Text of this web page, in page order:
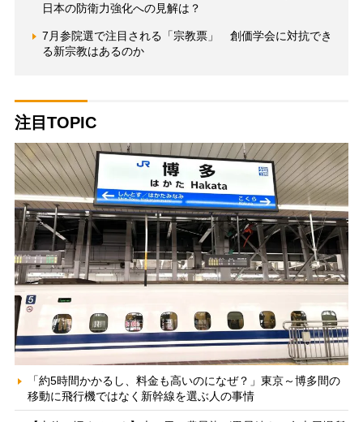
日本の防衛力強化への見解は？
7月参院選で注目される「宗教票」 創価学会に対抗でき
る新宗教はあるのか
注目TOPIC
「約5時間かかるし、料金も高いのになぜ？」東京～博多間の
移動に飛行機ではなく新幹線を選ぶ人の事情